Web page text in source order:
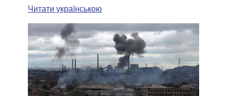
ВСЕ ПЕРСОНЫ
Читати українською